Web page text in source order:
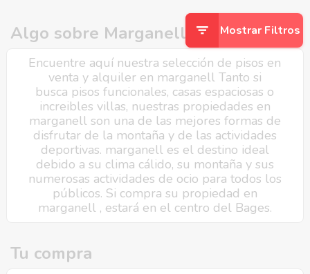
Mostrar Filtros
Algo sobre Marganell
Encuentre aquí nuestra selección de pisos en
venta y alquiler en marganell Tanto si
busca pisos funcionales, casas espaciosas o
increibles villas, nuestras propiedades en
marganell son una de las mejores formas de
disfrutar de la montaña y de las actividades
deportivas. marganell es el destino ideal
debido a su clima cálido, su montaña y sus
numerosas actividades de ocio para todos los
públicos. Si compra su propiedad en
marganell , estará en el centro del Bages.
Tu compra